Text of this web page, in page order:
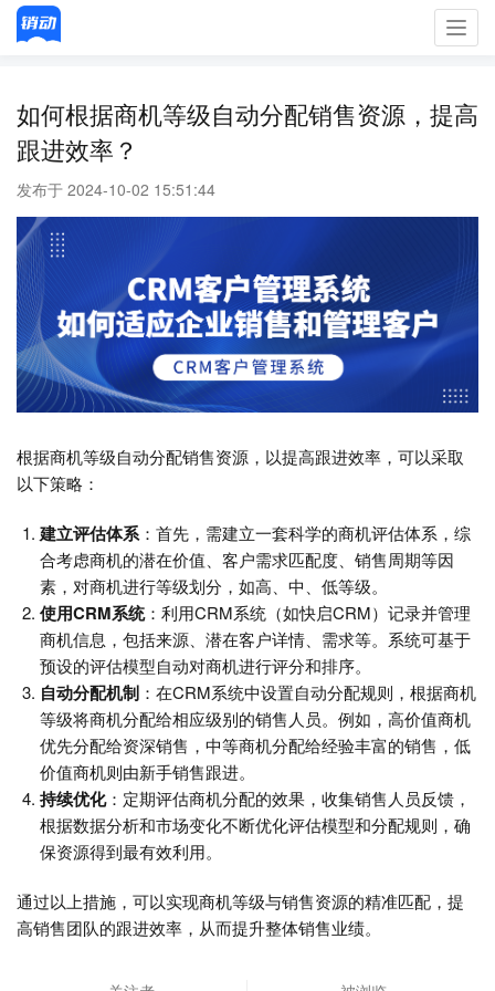
如何根据商机等级自动分配销售资源，提高
跟进效率？
发布于 2024-10-02 15:51:44
根据商机等级自动分配销售资源，以提高跟进效率，可以采取
以下策略：
建立评估体系：首先，需建立一套科学的商机评估体系，综
合考虑商机的潜在价值、客户需求匹配度、销售周期等因
素，对商机进行等级划分，如高、中、低等级。
使用CRM系统：利用CRM系统（如快启CRM）记录并管理
商机信息，包括来源、潜在客户详情、需求等。系统可基于
预设的评估模型自动对商机进行评分和排序。
自动分配机制 ：在CRM系统中设置自动分配规则，根据商机
等级将商机分配给相应级别的销售人员。例如，高价值商机
优先分配给资深销售，中等商机分配给经验丰富的销售，低
价值商机则由新手销售跟进。
持续优化：定期评估商机分配的效果，收集销售人员反馈，
根据数据分析和市场变化不断优化评估模型和分配规则，确
保资源得到最有效利用。
通过以上措施，可以实现商机等级与销售资源的精准匹配，提
高销售团队的跟进效率，从而提升整体销售业绩。